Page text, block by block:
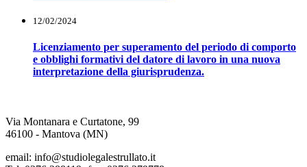
12/02/2024
Licenziamento per superamento del periodo di comporto
e obblighi formativi del datore di lavoro in una nuova
interpretazione della giurisprudenza.
Via Montanara e Curtatone, 99
46100 - Mantova (MN)
email: info@studiolegalestrullato.it